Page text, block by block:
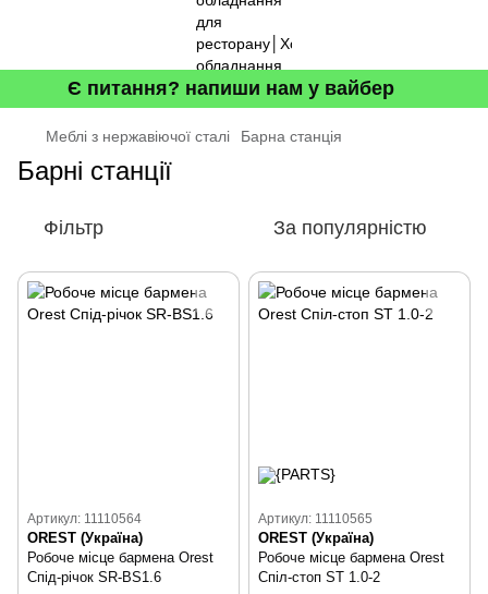
Є питання? напиши нам у вайбер
Меблі з нержавіючої сталі Барна станція
Барні станції
Фільтр За популярністю
Артикул: 11110564
OREST (Україна)
Робоче місце бармена Orest
Спід-річок SR-ВS1.6
Артикул: 11110565
OREST (Україна)
Робоче місце бармена Orest
Спіл-стоп ST 1.0-2